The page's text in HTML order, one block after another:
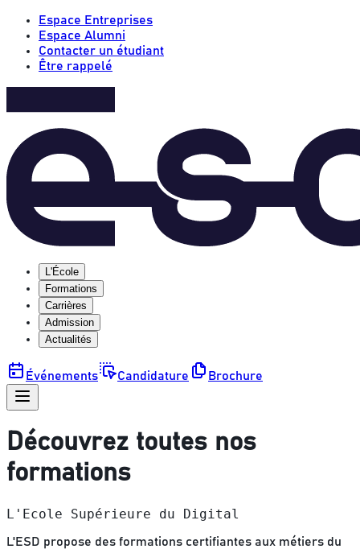
Espace Entreprises
Espace Alumni
Contacter un étudiant
Être rappelé
L'École
Formations
Carrières
Admission
Actualités
Événements Candidature Brochure
Découvrez toutes nos
formations
L'Ecole Supérieure du Digital
L'ESD propose des formations certifiantes aux métiers du